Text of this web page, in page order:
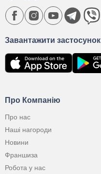
Про Компанію
Про нас
Наші нагороди
Новини
Франшиза
Робота у нас
Завантажити застосунок